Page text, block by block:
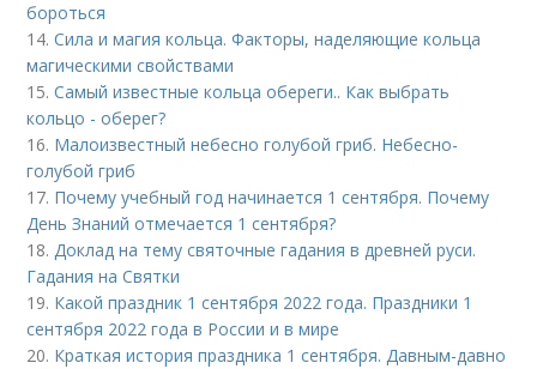
бороться
14.Сила и магия кольца. Факторы, наделяющие кольца
магическими свойствами
15.Самый известные кольца обереги.. Как выбрать
кольцо - оберег?
16. Малоизвестный небесно голубой гриб. Небесно-
голубой гриб
17. Почему учебный год начинается 1 сентября. Почему
День Знаний отмечается 1 сентября?
18.Доклад на тему святочные гадания в древней руси.
Гадания на Святки
19. Какой праздник 1 сентября 2022 года. Праздники 1
сентября 2022 года в России и в мире
20. Краткая история праздника 1 сентября. Давным-давно